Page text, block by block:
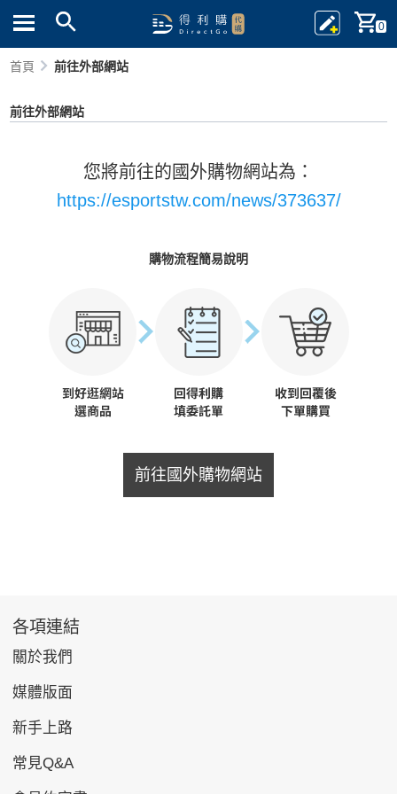
0
首頁 前往外部網站
前往外部網站
您將前往的國外購物網站為：
https://esportstw.com/news/373637/
購物流程簡易說明
前往國外購物網站
各項連結
關於我們
媒體版面
新手上路
常見Q&A